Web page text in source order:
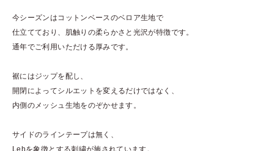
今シーズンはコットンベースのベロア生地で
仕立てており、肌触りの柔らかさと光沢が特徴です。
通年でご利用いただける厚みです。
裾にはジップを配し、
開閉によってシルエットを変えるだけではなく、
内側のメッシュ生地をのぞかせます。
サイドのラインテープは無く、
Lehを象徴とする刺繍が施されています。